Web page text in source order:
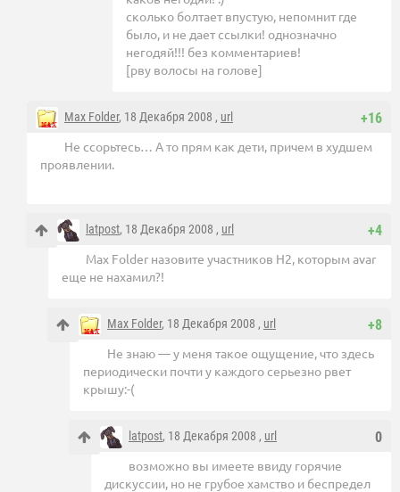
сколько болтает впустую, непомнит где
было, и не дает ссылки! однозначно
негодяй!!! без комментариев!
[рву волосы на голове]
+16
Max Folder, 18 Декабря 2008 , url
Не ссорьтесь… А то прям как дети, причем в худшем
проявлении.
+4
latpost, 18 Декабря 2008 , url
Max Folder назовите участников Н2, которым avar
еще не нахамил?!
+8
Max Folder, 18 Декабря 2008 , url
Не знаю — у меня такое ощущение, что здесь
периодически почти у каждого серьезно рвет
крышу:-(
0
latpost, 18 Декабря 2008 , url
возможно вы имеете ввиду горячие
дискуссии, но не грубое хамство и беспредел